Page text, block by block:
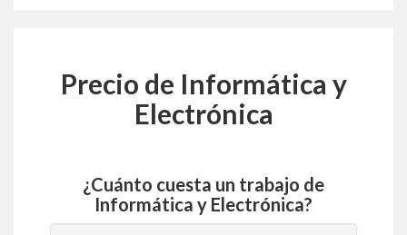
Precio de Informática y
Electrónica
¿Cuánto cuesta un trabajo de
Informática y Electrónica?